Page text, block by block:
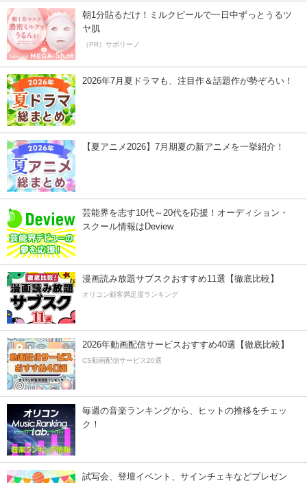
朝1分貼るだけ！ミルクピールで一日中ずっとうるツ
ヤ肌
（PR）サボリーノ
2026年7月夏ドラマも、注目作＆話題作が勢ぞろい！
【夏アニメ2026】7月期夏の新アニメを一挙紹介！
芸能界を志す10代～20代を応援！オーディション・
スクール情報はDeview
漫画読み放題サブスクおすすめ11選【徹底比較】
オリコン顧客満足度ランキング
2026年動画配信サービスおすすめ40選【徹底比較】
CS動画配信サービス20選
毎週の音楽ランキングから、ヒットの推移をチェッ
ク！
試写会、登壇イベント、サインチェキなどプレゼン